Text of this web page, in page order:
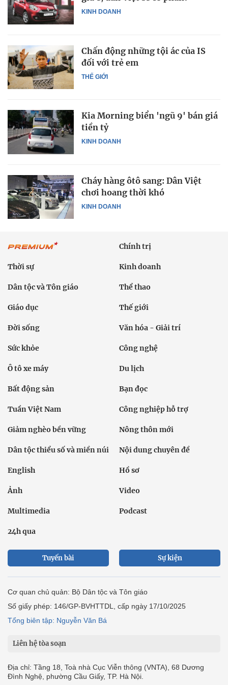
KINH DOANH
THẾ GIỚI
Chấn động những tội ác của IS
đối với trẻ em
KINH DOANH
Kia Morning biển 'ngũ 9' bán giá
tiền tỷ
KINH DOANH
Cháy hàng ôtô sang: Dân Việt
chơi hoang thời khó
Chính trị
Thời sự Kinh doanh
Dân tộc và Tôn giáo Thể thao
Giáo dục Thế giới
Đời sống Văn hóa - Giải trí
Sức khỏe Công nghệ
Ô tô xe máy Du lịch
Bất động sản Bạn đọc
Tuần Việt Nam Công nghiệp hỗ trợ
Giảm nghèo bền vững Nông thôn mới
Dân tộc thiểu số và miền núi Nội dung chuyên đề
English Hồ sơ
Ảnh Video
Multimedia Podcast
24h qua
Tuyến bài Sự kiện
Cơ quan chủ quản: Bộ Dân tộc và Tôn giáo
Số giấy phép: 146/GP-BVHTTDL, cấp ngày 17/10/2025
Tổng biên tập: Nguyễn Văn Bá
Liên hệ tòa soạn
Địa chỉ: Tầng 18, Toà nhà Cục Viễn thông (VNTA), 68 Dương
Đình Nghệ, phường Cầu Giấy, TP. Hà Nội.